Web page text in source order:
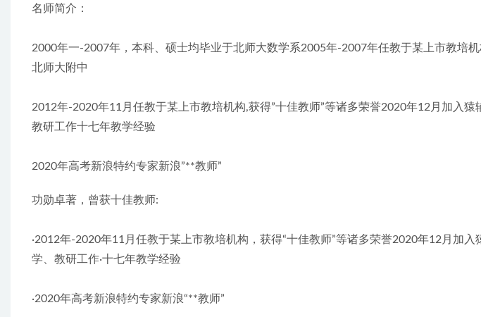
名师简介：
2000年一-2007年，本科、硕士均毕业于北师大数学系2005年-2007年任教于某上市教培
北师大附中
2012年-2020年11月任教于某上市教培机构,获得”十佳教师”等诸多荣誉2020年12月加入猿
教研工作十七年教学经验
2020年高考新浪特约专家新浪”**教师”
功勋卓著，曾获十佳教师:
·2012年-2020年11月任教于某上市教培机构，获得“十佳教师”等诸多荣誉2020年12月加
学、教研工作·十七年教学经验
·2020年高考新浪特约专家新浪“**教师”